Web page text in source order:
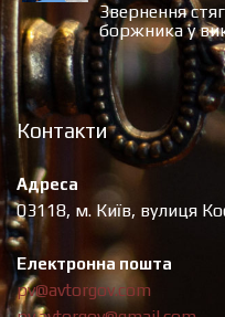
Звернення
боржника у
Контакти
Адреса
03118, м. Київ, вулиця
Електронна пошта
pv@avtorgov.com